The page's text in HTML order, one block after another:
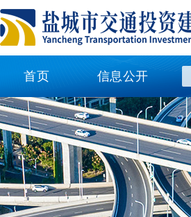
首页 信息公开